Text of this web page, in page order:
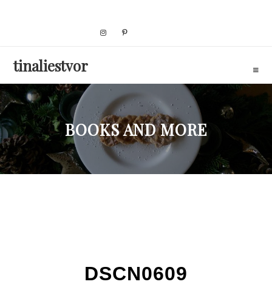
tinaliestvor
BOOKS AND MORE
DSCN0609